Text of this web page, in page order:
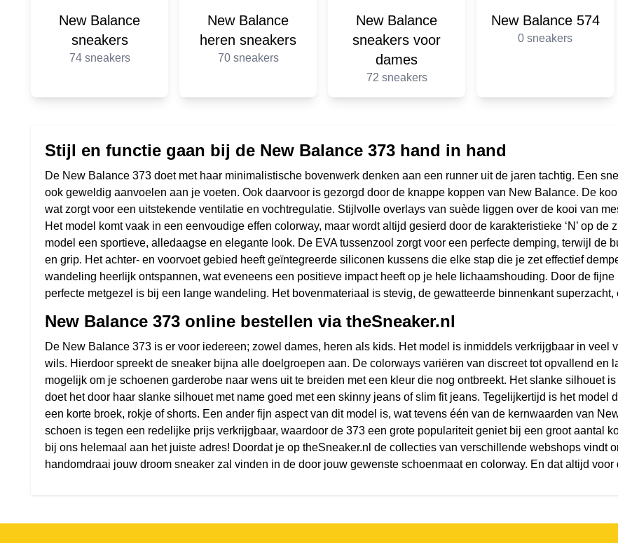
New Balance
sneakers
74 sneakers
New Balance
heren sneakers
70 sneakers
New Balance
sneakers voor
dames
72 sneakers
New Balance 574
0 sneakers
Stijl en functie gaan bij de New Balance 373 hand in hand
De New Balance 373 doet met haar minimalistische bovenwerk denken aan een runner uit de jaren tachtig. Een
ook geweldig aanvoelen aan je voeten. Ook daarvoor is gezorgd door de knappe koppen van New Balance. De
wat zorgt voor een uitstekende ventilatie en vochtregulatie. Stijlvolle overlays van suède liggen over de kooi van
Het model komt vaak in een eenvoudige effen colorway, maar wordt altijd gesierd door de karakteristieke ‘N’ op
model een sportieve, alledaagse en elegante look. De EVA tussenzool zorgt voor een perfecte demping, terwijl de
en grip. Het achter- en voorvoet gebied heeft geïntegreerde siliconen kussens die elke stap die je zet effectief
wandeling heerlijk ontspannen, wat eveneens een positieve impact heeft op je hele lichaamshouding. Door de
perfecte metgezel is bij een lange wandeling. Het bovenmateriaal is stevig, de gewatteerde binnenkant
New Balance 373 online bestellen via theSneaker.nl
De New Balance 373 is er voor iedereen; zowel dames, heren als kids. Het model is inmiddels verkrijgbaar in
wils. Hierdoor spreekt de sneaker bijna alle doelgroepen aan. De colorways variëren van discreet tot opvallend en
mogelijk om je schoenen garderobe naar wens uit te breiden met een kleur die nog ontbreekt. Het slanke silhouet
doet het door haar slanke silhouet met name goed met een skinny jeans of slim fit jeans. Tegelijkertijd is het model
een korte broek, rokje of shorts. Een ander fijn aspect van dit model is, wat tevens één van de kernwaarden van
schoen is tegen een redelijke prijs verkrijgbaar, waardoor de 373 een grote populariteit geniet bij een groot aantal
bij ons helemaal aan het juiste adres! Doordat je op theSneaker.nl de collecties van verschillende webshops vindt
handomdraai jouw droom sneaker zal vinden in de door jouw gewenste schoenmaat en colorway. En dat altijd